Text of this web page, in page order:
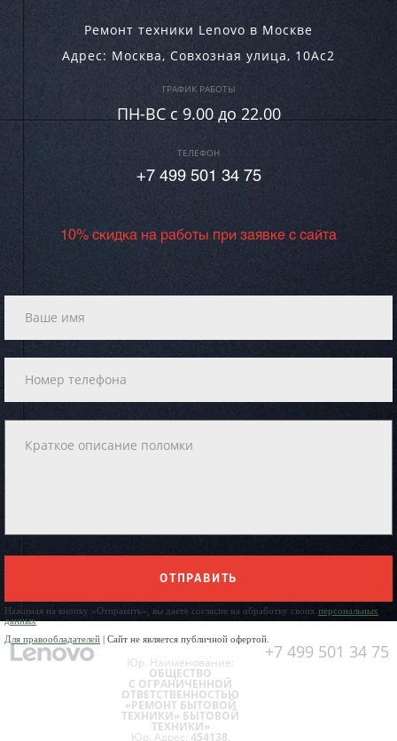
Ремонт техники Lenovo в Москве
Адрес: Москва, Совхозная улица, 10Ас2
ГРАФИК РАБОТЫ
ПН-ВC c 9.00 до 22.00
ТЕЛЕФОН
+7 499 501 34 75
10% скидка на работы при заявке с сайта
ОТПРАВИТЬ
Нажимая на кнопку «Отправить», вы даете согласие на обработку своих персональных
данных
Для правообладателей | Сайт не является публичной офертой.
+7 499 501 34 75
Юр. Наименование:
ОБЩЕСТВО
С ОГРАНИЧЕННОЙ
ОТВЕТСТВЕННОСТЬЮ
«РЕМОНТ БЫТОВОЙ
ТЕХНИКИ» БЫТОВОЙ
ТЕХНИКИ»
Юр. Адрес: 454138,